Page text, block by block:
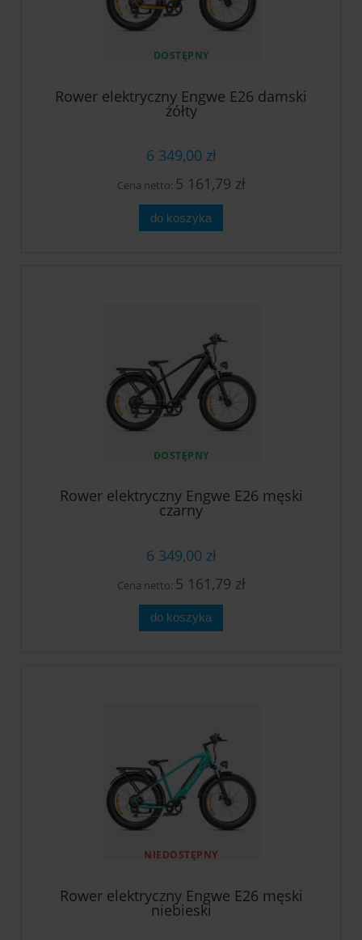
DOSTĘPNY
Rower elektryczny Engwe E26 damski
żółty
6 349,00 zł
Cena netto: 5 161,79 zł
do koszyka
DOSTĘPNY
Rower elektryczny Engwe E26 męski
czarny
6 349,00 zł
Cena netto: 5 161,79 zł
do koszyka
NIEDOSTĘPNY
Rower elektryczny Engwe E26 męski
niebieski